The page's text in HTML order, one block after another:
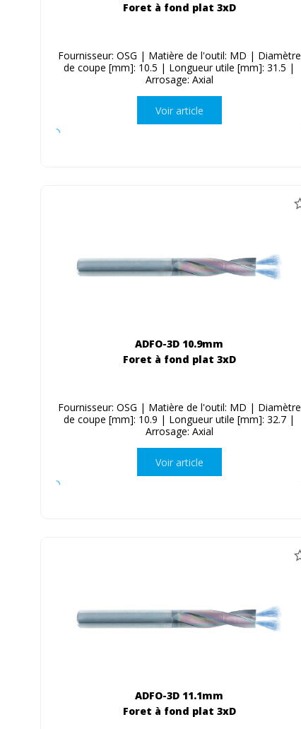
Foret à fond plat 3xD
Fournisseur: OSG | Matière de l'outil: MD | Diamètre
de coupe [mm]: 10.5 | Longueur utile [mm]: 31.5 |
Arrosage: Axial
Voir article
ADFO-3D 10.9mm
Foret à fond plat 3xD
Fournisseur: OSG | Matière de l'outil: MD | Diamètre
de coupe [mm]: 10.9 | Longueur utile [mm]: 32.7 |
Arrosage: Axial
Voir article
ADFO-3D 11.1mm
Foret à fond plat 3xD